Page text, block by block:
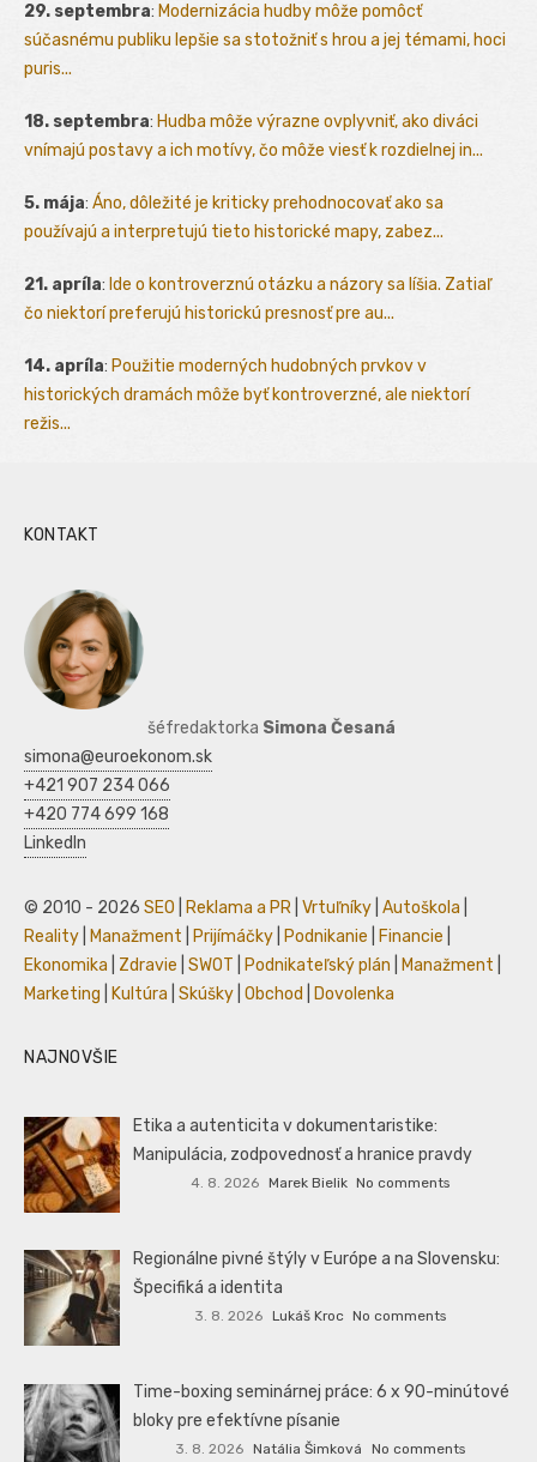
29. septembra: Modernizácia hudby môže pomôcť
súčasnému publiku lepšie sa stotožniť s hrou a jej témami, hoci
puris...
18. septembra: Hudba môže výrazne ovplyvniť, ako diváci
vnímajú postavy a ich motívy, čo môže viesť k rozdielnej in...
5. mája: Áno, dôležité je kriticky prehodnocovať ako sa
používajú a interpretujú tieto historické mapy, zabez...
21. apríla: Ide o kontroverznú otázku a názory sa líšia. Zatiaľ
čo niektorí preferujú historickú presnosť pre au...
14. apríla: Použitie moderných hudobných prvkov v
historických dramách môže byť kontroverzné, ale niektorí
režis...
KONTAKT
šéfredaktorka Simona Česaná
simona@euroekonom.sk
+421 907 234 066
+420 774 699 168
LinkedIn
© 2010 - 2026 SEO Reklama a PR Vrtuľníky Autoškola
Reality
Manažment Prijímáčky Podnikanie Financie
Ekonomika
Zdravie SWOT Podnikateľský plán Manažment
Marketing
Kultúra Skúšky Obchod Dovolenka
NAJNOVŠIE
Etika a autenticita v dokumentaristike:
Manipulácia, zodpovednosť a hranice pravdy
4. 8. 2026 Marek Bielik No comments
Regionálne pivné štýly v Európe a na Slovensku:
Špecifiká a identita
3. 8. 2026 Lukáš Kroc No comments
Time-boxing seminárnej práce: 6 x 90-minútové
bloky pre efektívne písanie
3. 8. 2026 Natália Šimková No comments